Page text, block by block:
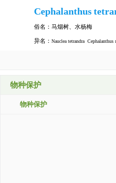
Cephalanthus
俗名： 马烟树、 水杨梅
异名： Nauclea tetrandra Cephalanthus
物种保护
物种保护